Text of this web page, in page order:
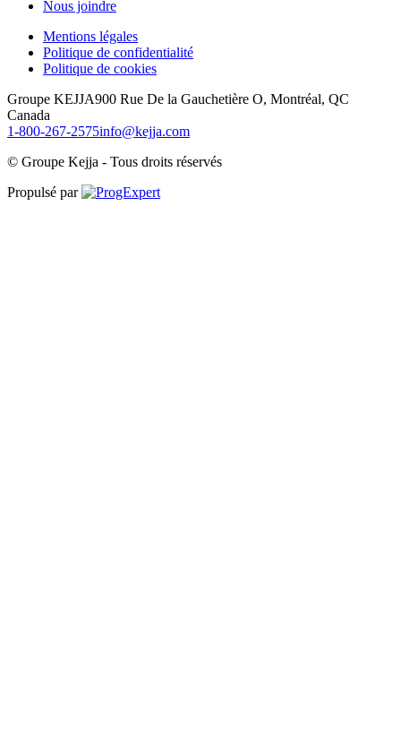
Nous joindre
Mentions légales
Politique de confidentialité
Politique de cookies
Groupe KEJJA900 Rue De la Gauchetière O, Montréal, QC
Canada
1-800-267-2575info@kejja.com
© Groupe Kejja - Tous droits réservés
Propulsé par